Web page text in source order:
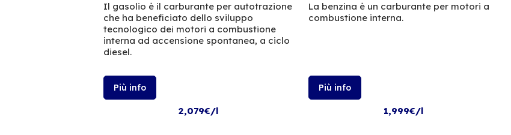
Il gasolio è il carburante per autotrazione
che ha beneficiato dello sviluppo
tecnologico dei motori a combustione
interna ad accensione spontanea, a ciclo
diesel.
Più info
2,079€/l
La benzina è un carburante per motori a
combustione interna.
Più info
1,999€/l